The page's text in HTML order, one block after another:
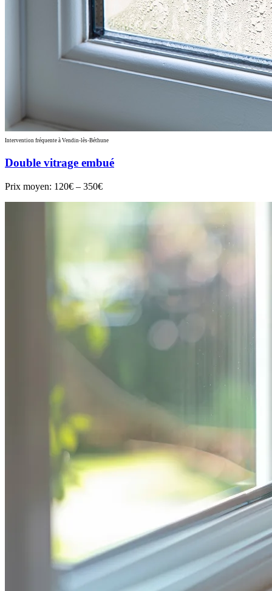
Intervention fréquente à Vendin-lès-Béthune
Double vitrage embué
Prix moyen: 120€ – 350€